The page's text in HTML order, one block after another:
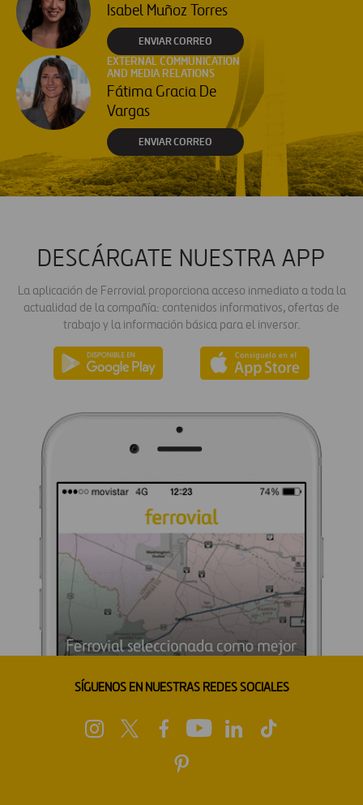
Isabel Muñoz Torres
ENVIAR CORREO
EXTERNAL COMMUNICATION
AND MEDIA RELATIONS
Fátima Gracia De
Vargas
ENVIAR CORREO
DESCÁRGATE NUESTRA APP
La aplicación de Ferrovial proporciona acceso inmediato a toda la
actualidad de la compañía: contenidos informativos, ofertas de
trabajo y la información básica para el inversor.
SÍGUENOS EN NUESTRAS REDES SOCIALES